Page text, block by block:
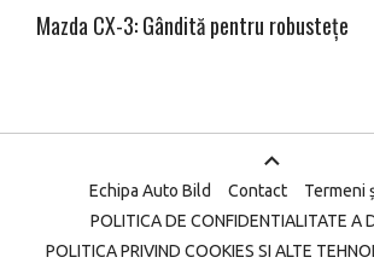
Mazda CX-3: Gândită pentru robustețe
Echipa Auto Bild Contact
Termeni
POLITICA DE CONFIDENTIALITATE A
POLITICA PRIVIND COOKIES SI ALTE